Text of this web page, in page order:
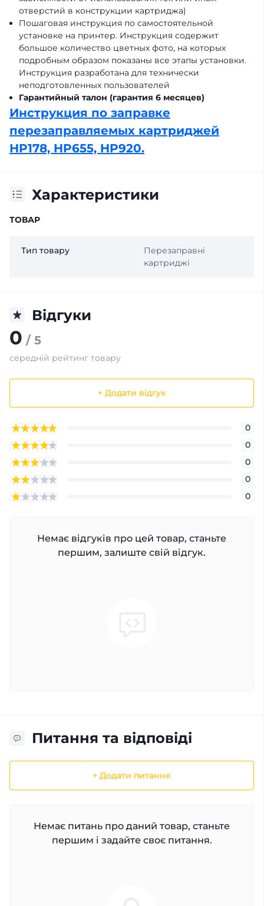
отверстий в конструкции картриджа)
Пошаговая инструкция по самостоятельной
установке на принтер. Инструкция содержит
большое количество цветных фото, на которых
подробным образом показаны все этапы установки.
Инструкция разработана для технически
неподготовленных пользователей
Гарантийный талон (гарантия 6 месяцев)
Инструкция по заправке
перезаправляемых картриджей
HP178, HP655, HP920.
Характеристики
ТОВАР
Тип товару
Перезаправні
картриджі
Відгуки
0 / 5
середній рейтинг товару
+ Додати відгук
0
0
0
0
0
Немає відгуків про цей товар, станьте
першим, залиште свій відгук.
Питання та відповіді
+ Додати питання
Немає питань про даний товар, станьте
першим і задайте своє питання.